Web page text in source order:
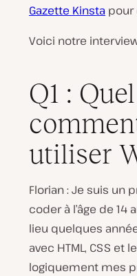
Gazette Kinsta pour
Voici notre
Q1 :
utiliser
Florian : Je suis un
coder à l’âge de
lieu quelques
avec HTML, CSS
logiquement mes